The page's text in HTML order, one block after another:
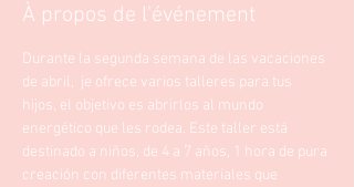
À propos de l'événement
Durante la segunda semana de las vacaciones
de abril,  je ofrece varios talleres para tus
hijos, el objetivo es abrirlos al mundo
energético que les rodea. Este taller está
destinado a niños, de 4 a 7 años, 1 hora de pura
creación con diferentes materiales que